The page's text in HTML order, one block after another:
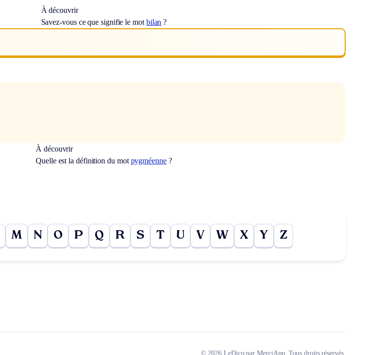
À découvrir
Savez-vous ce que signifie le mot bilan ?
À découvrir
Quelle est la définition du mot pygméenne?
M N O P Q R S T U V W X Y Z
© 2026 LeDico par MerciApp. Tous droits réservés.